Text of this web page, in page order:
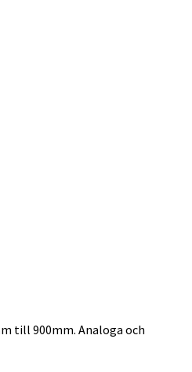
till 900mm. Analoga och